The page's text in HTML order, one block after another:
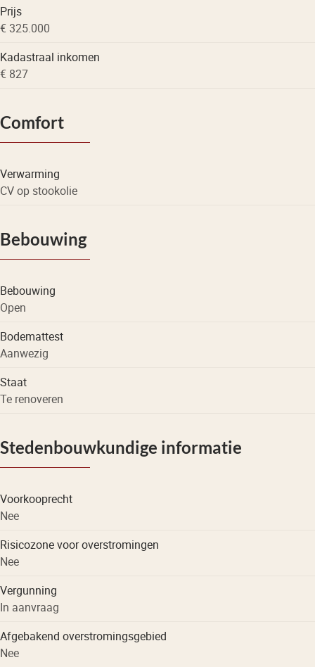
Prijs
€ 325.000
Kadastraal inkomen
€ 827
Comfort
Verwarming
CV op stookolie
Bebouwing
Bebouwing
Open
Bodemattest
Aanwezig
Staat
Te renoveren
Stedenbouwkundige informatie
Voorkooprecht
Nee
Risicozone voor overstromingen
Nee
Vergunning
In aanvraag
Afgebakend overstromingsgebied
Nee